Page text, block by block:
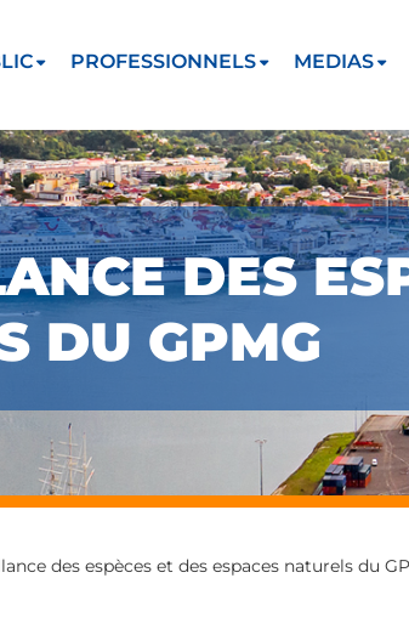
PROFESSIONNELS MEDIAS
DES
DU GPMG
des espèces et des espaces naturels du